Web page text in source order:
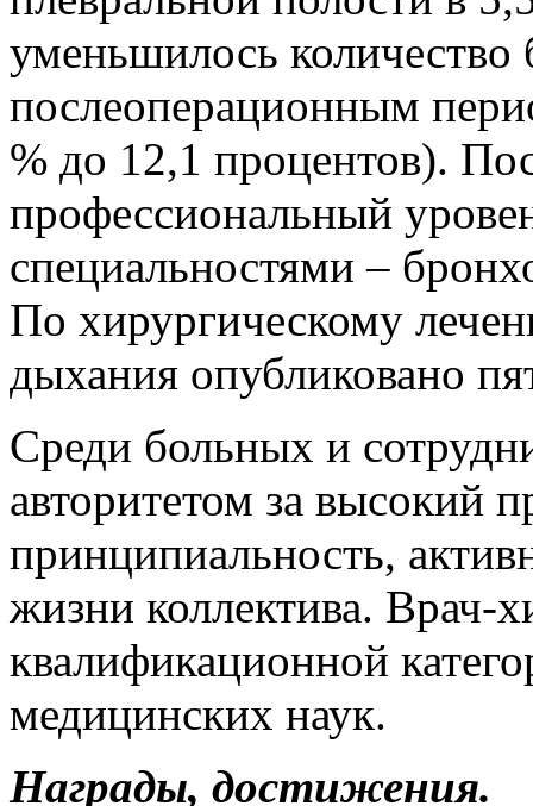
уменьшилось
послеоперационным
% до 12,1 процентов).
профессиональный
специальностями –
По хирургическому
дыхания опубликовано
Среди больных и
авторитетом за высокий
принципиальность,
жизни коллектива. Врач-
квалификационной
медицинских наук.
Награды, достижения.